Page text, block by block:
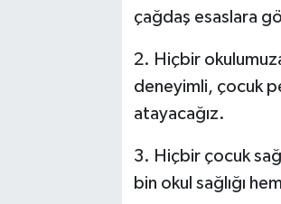
çağdaş esaslara
2. Hiçbir
deneyimli, çocuk
atayacağız.
3. Hiçbir çocuk
bin okul sağlığı